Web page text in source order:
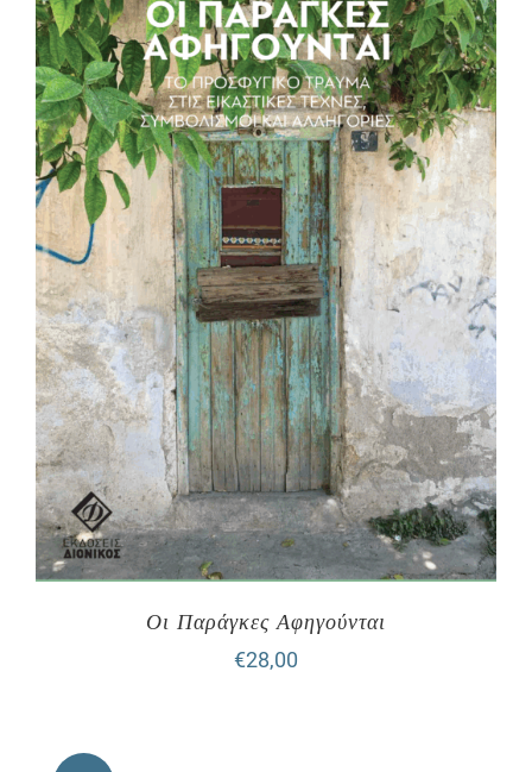
Οι Παράγκες Αφηγούνται
€28,00